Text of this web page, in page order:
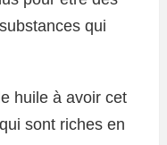
qui
huile à avoir cet
sont riches en